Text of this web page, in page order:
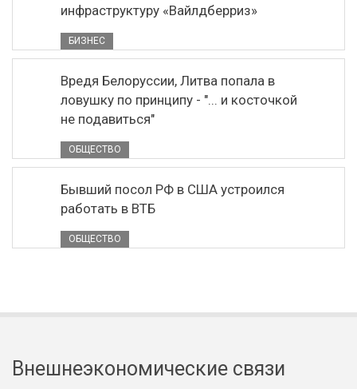
инфраструктуру «Вайлдберриз»
БИЗНЕС
Вредя Белоруссии, Литва попала в
ловушку по принципу - "... и косточкой
не подавиться"
ОБЩЕСТВО
Бывший посол РФ в США устроился
работать в ВТБ
ОБЩЕСТВО
Внешнеэкономические связи